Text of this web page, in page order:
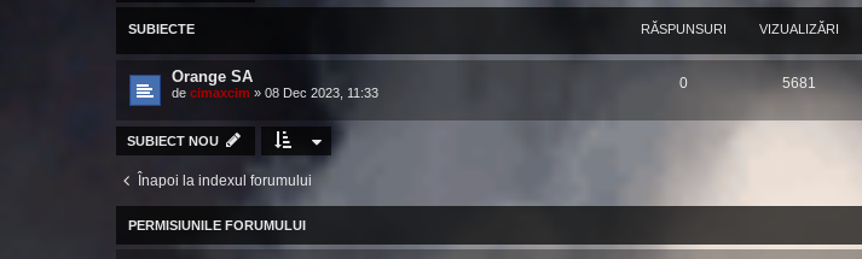
SUBIECTE RĂSPUNSURI VIZUALIZĂRI
Orange SA
de cimaxcim » 08 Dec 2023, 11:33
0 5681
SUBIECT NOU
Înapoi la indexul forumului
PERMISIUNILE FORUMULUI